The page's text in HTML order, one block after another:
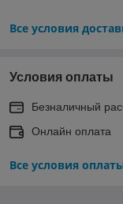
Все условия
Условия оплаты
Безналичный
Онлайн оплата
Все условия